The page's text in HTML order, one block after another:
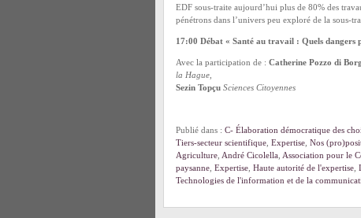
EDF sous-traite aujourd’hui plus de 80% des
pénétrons dans l’univers peu exploré de la sous-
17:00 Débat « Santé au travail : Quels dangers
Avec la participation de : Catherine Pozzo di
la Hague
Sezin Topçu Sciences Citoyennes
Publié dans : C- Élaboration démocratique des
Tiers-secteur scientifique Expertise Nos
Agriculture André Cicolella Association pour le
paysanne Expertise Haute autorité de l'expertise
Technologies de l'information et de la